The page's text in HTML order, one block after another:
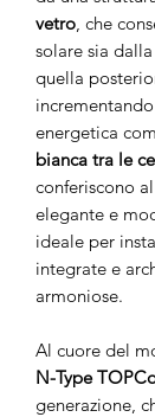
vetro, che
solare sia
quella
energetica
bianca tra le
conferiscono
elegante e
ideale per
integrate e
armoniose.
Al cuore del
N-Type
generazione,